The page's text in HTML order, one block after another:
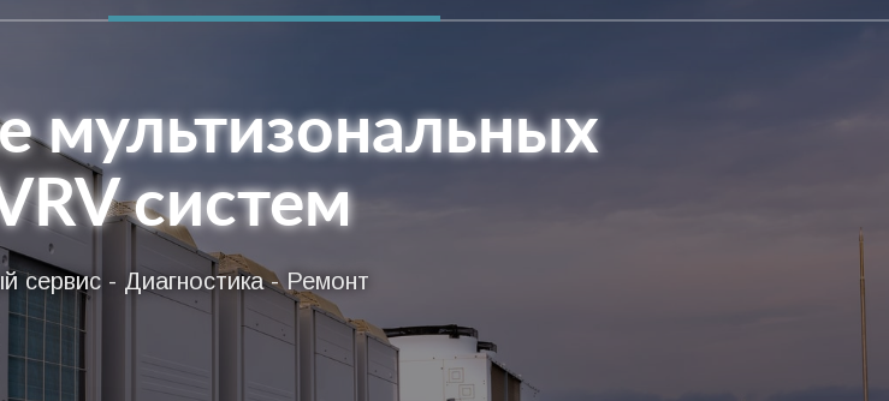
мультизональных
систем
сервис - Диагностика - Ремонт